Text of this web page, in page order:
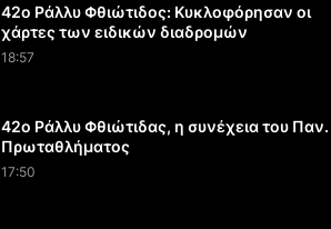
42ο Ράλλυ Φθιώτιδος: Κυκλοφόρησαν οι
χάρτες των ειδικών διαδρομών
18:57
42ο Ράλλυ Φθιώτιδας, η συνέχεια του Παν.
Πρωταθλήματος
17:50